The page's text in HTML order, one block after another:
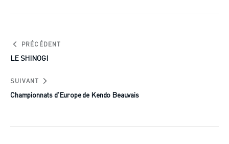
PRÉCÉDENT
LE SHINOGI
SUIVANT
Championnats d’Europe de Kendo Beauvais